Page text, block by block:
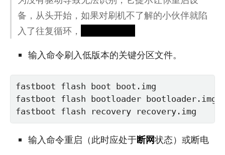
备，从头开始，如果对刷机不了解的小伙伴就陷
入了往复循环，
输入命令刷入低版本的关键分区文件。
fastboot flash boot boot.img
fastboot flash bootloader bootloader.img
fastboot flash recovery recovery.img
输入命令重启（此时应处于断网状态）或断电